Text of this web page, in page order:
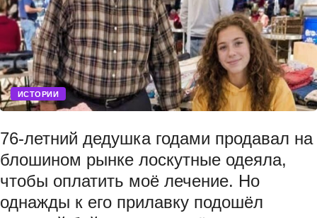
ИСТОРИИ
76-летний дедушка годами продавал на
блошином рынке лоскутные одеяла,
чтобы оплатить моё лечение. Но
однажды к его прилавку подошёл